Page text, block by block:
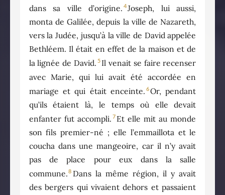
dans sa ville d’origine. 4Joseph, lui aussi,
monta de Galilée, depuis la ville de Nazareth,
vers la Judée, jusqu’à la ville de David appelée
Bethléem. Il était en effet de la maison et de
la lignée de David. 5 Il venait se faire recenser
avec Marie, qui lui avait été accordée en
mariage et qui était enceinte. 6Or, pendant
qu’ils étaient là, le temps où elle devait
enfanter fut accompli. 7 Et elle mit au monde
son fils premier-né ; elle l’emmaillota et le
coucha dans une mangeoire, car il n’y avait
pas de place pour eux dans la salle
commune.8 Dans la même région, il y avait
des bergers qui vivaient dehors et passaient